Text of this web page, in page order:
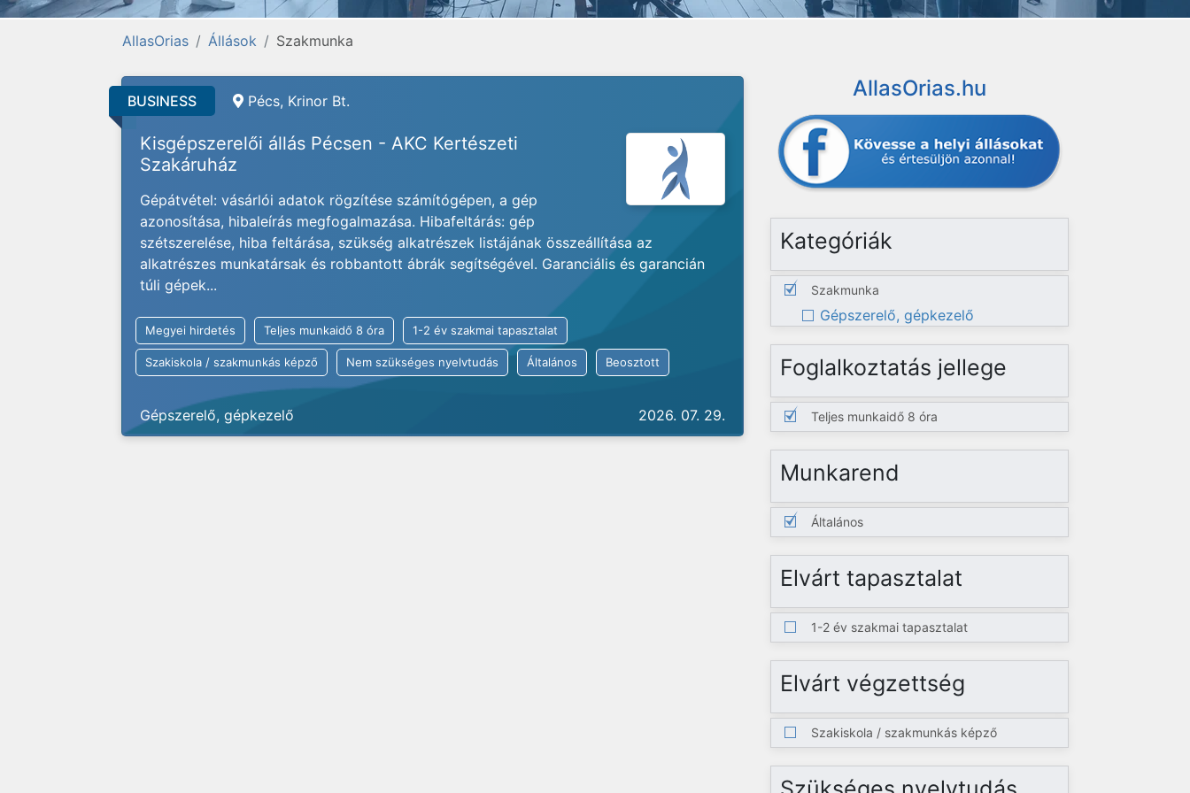
AllasOrias Állások Szakmunka
BUSINESS Pécs, Krinor Bt.
Kisgépszerelői állás Pécsen - AKC Kertészeti
Szakáruház
Gépátvétel: vásárlói adatok rögzítése számítógépen, a gép
azonosítása, hibaleírás megfogalmazása. Hibafeltárás: gép
szétszerelése, hiba feltárása, szükség alkatrészek listájának összeállítása az
alkatrészes munkatársak és robbantott ábrák segítségével. Garanciális és garancián
túli gépek...
Megyei hirdetés Teljes munkaidő 8 óra 1-2 év szakmai tapasztalat
Szakiskola / szakmunkás képző Nem szükséges nyelvtudás Általános Beosztott
Gépszerelő, gépkezelő 2026. 07. 29.
AllasOrias.hu
Kategóriák
Szakmunka
Gépszerelő, gépkezelő
Foglalkoztatás jellege
Teljes munkaidő 8 óra
Munkarend
Általános
Elvárt tapasztalat
1-2 év szakmai tapasztalat
Elvárt végzettség
Szakiskola / szakmunkás képző